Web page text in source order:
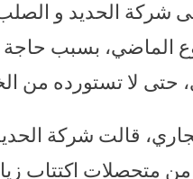
شركة الحديد و
الماضي، بسبب
حتى لا تستورده من
قالت شركة